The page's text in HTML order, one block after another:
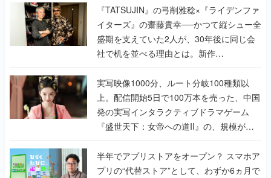
く
『TATSUJIN』の弓削雅稔×『ライデンファ
イターズ』の齋藤貴幸──かつて縦シュー全
盛期を支えていた2人が、30年後に同じ会
社で机を並べる理由とは。新作
『TATSUJIN EXTREME』で初タッグを組
んだレジェンド2人に訊く開発秘話
実写映像1000分、ルート分岐100種類以
上。配信開始5日で100万本を売った、中国
発の実写インタラクティブドラマゲーム
『盛世天下：女帝への道II』の、規模が違
うこだわりをプロデューサーに聞いた
半年でアプリストアをオープン？ スマホア
プリの“代替ストア”として、わずか6ヵ月で